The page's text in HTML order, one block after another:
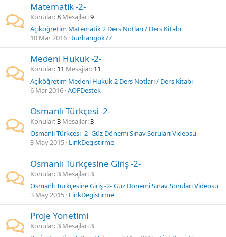
Matematik -2-
Konular 8 Mesajlar 9
Açıköğretim Matematik 2 Ders Notları / Ders Kitabı
10 Mar 2016 burhangok77
Medeni Hukuk -2-
Konular 11 Mesajlar 11
Açıköğretim Medeni Hukuk 2 Ders Notları / Ders Kitabı
6 Mar 2016 AOFDestek
Osmanlı Türkçesi -2-
Konular 3 Mesajlar 3
Osmanlı Türkçesi -2- Güz Dönemi Sınav Soruları Videosu
3 May 2015 LinkDegistirme
Osmanlı Türkçesine Giriş -2-
Konular 3 Mesajlar 3
Osmanlı Türkçesine Giriş -2- Güz Dönemi Sınav Soruları Videosu
3 May 2015 LinkDegistirme
Proje Yönetimi
Konular 3 Mesajlar 3